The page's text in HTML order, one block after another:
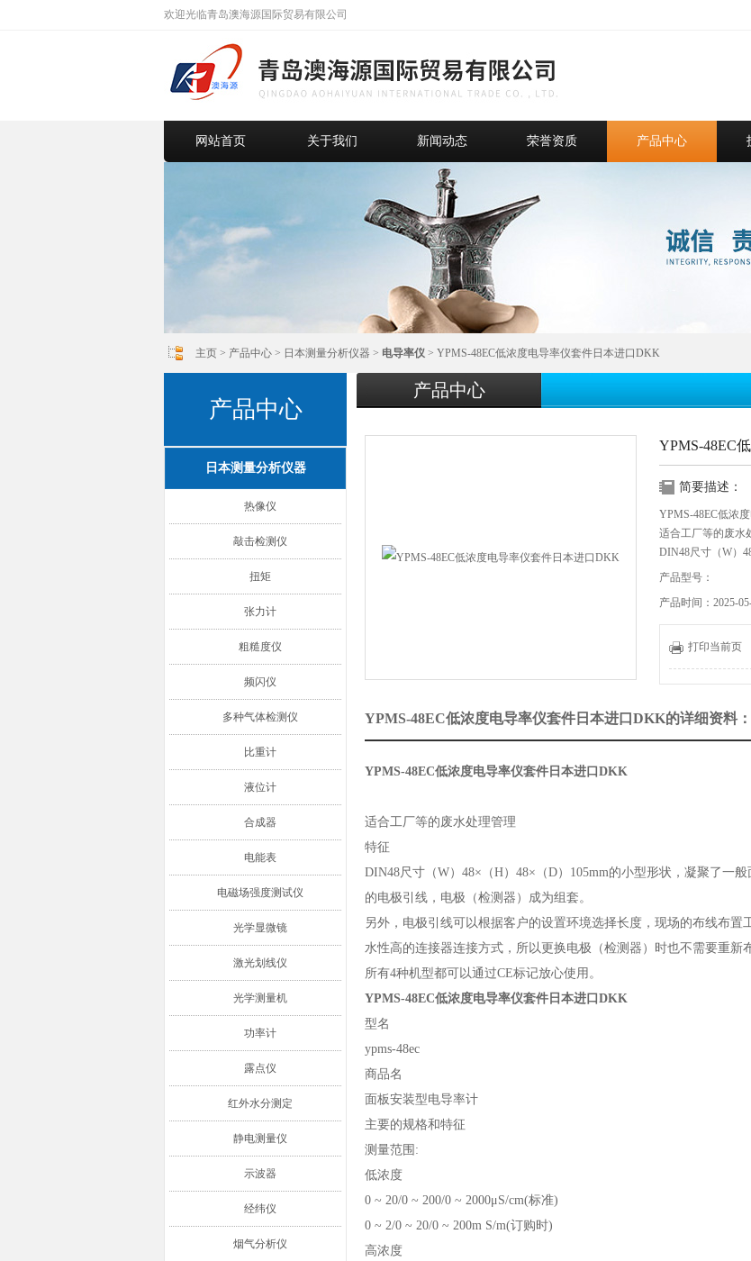
欢迎光临青岛澳海源国际贸易有限公司
网站首页 关于我们 新闻动态 荣誉资质 产品中心
主页 > 产品中心 > 日本测量分析仪器 > 电导率仪 > YPMS-48EC低浓度电导率仪套件日本进口DKK
产品中心
日本测量分析仪器
热像仪
敲击检测仪
扭矩
张力计
粗糙度仪
频闪仪
多种气体检测仪
比重计
液位计
合成器
电能表
电磁场强度测试仪
光学显微镜
激光划线仪
光学测量机
功率计
露点仪
红外水分测定
静电测量仪
示波器
经纬仪
烟气分析仪
产品中心
YPMS-48EC
简要描述：
YPMS-48EC低浓
适合工厂等的废水
DIN48尺寸（W）
测量仪功能的高性
另外，电极引线可
以顺利进行。电极
电极不需要重新布线
产品型号：
产品时间：2025-
打印当前页
YPMS-48EC低浓度电导率仪套件日本进口DKK的详细资料：
YPMS-48EC低浓度电导率仪套件日本进口DKK
适合工厂等的废水处理管理
特征
DIN48尺寸（W）48×（H）48×（D）105mm的小型形状，凝聚了一
的电极引线，电极（检测器）成为组套。
另外，电极引线可以根据客户的设置环境选择长度，现场的布线布
水性高的连接器连接方式，所以更换电极（检测器）时也不需要重新
所有4种机型都可以通过CE标记放心使用。
YPMS-48EC低浓度电导率仪套件日本进口DKK
型名
ypms-48ec
商品名
面板安装型电导率计
主要的规格和特征
测量范围:
低浓度
0 ~ 20/0 ~ 200/0 ~ 2000μS/cm(标准)
0 ~ 2/0 ~ 20/0 ~ 200m S/m(订购时)
高浓度